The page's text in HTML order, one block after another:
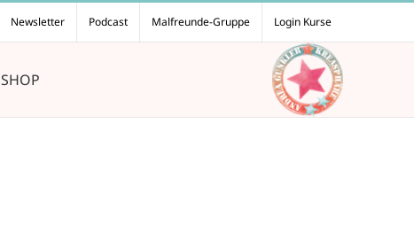
Newsletter Podcast Malfreunde-Gruppe Login Kurse
SHOP